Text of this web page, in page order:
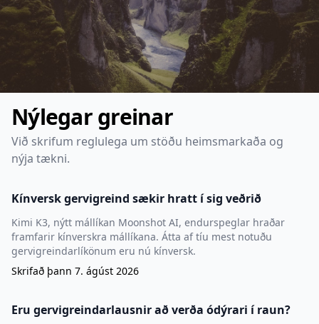
Nýlegar greinar
Við skrifum reglulega um stöðu heimsmarkaða og
nýja tækni.
Kínversk gervigreind sækir hratt í sig veðrið
Kimi K3, nýtt mállíkan Moonshot AI, endurspeglar hraðar
framfarir kínverskra mállíkana. Átta af tíu mest notuðu
gervigreindarlíkönum eru nú kínversk.
Skrifað þann 7. ágúst 2026
Eru gervigreindarlausnir að verða ódýrari í raun?